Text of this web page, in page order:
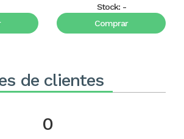
Stock: -
Comprar
de clientes
0